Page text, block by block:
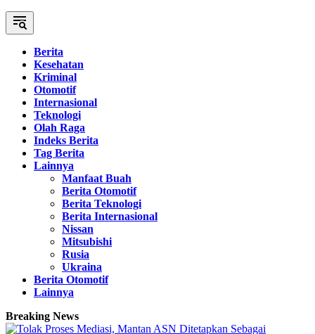
Berita
Kesehatan
Kriminal
Otomotif
Internasional
Teknologi
Olah Raga
Indeks Berita
Tag Berita
Lainnya
Manfaat Buah
Berita Otomotif
Berita Teknologi
Berita Internasional
Nissan
Mitsubishi
Rusia
Ukraina
Berita Otomotif
Lainnya
Breaking News